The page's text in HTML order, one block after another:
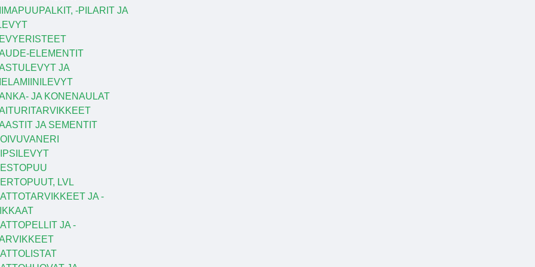
-PILARIT JA
ELEMENTIT
JA
JA KONENAULAT
JA SEMENTIT
LVL
JA -
JA -